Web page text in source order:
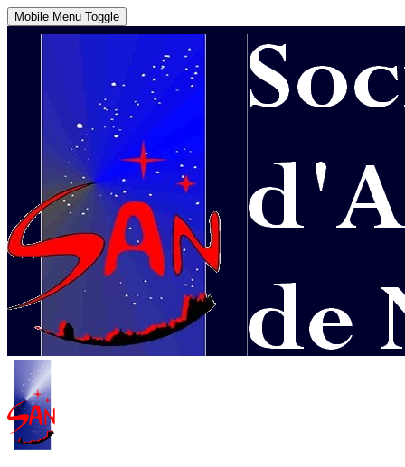
Mobile Menu Toggle